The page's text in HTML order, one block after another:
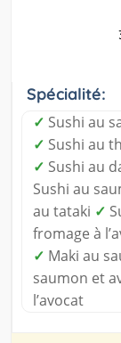
Spécialité:
✓ Sushi au
✓ Sushi au
✓ Sushi au
Sushi au
au tataki ✓
fromage à
✓ Maki au
saumon et
l’avocat